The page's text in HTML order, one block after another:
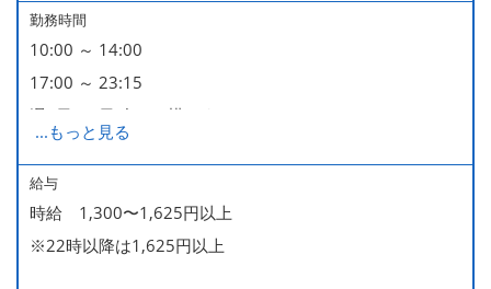
勤務時間
10:00 ～ 14:00
17:00 ～ 23:15
週2日・1日4h～で構いません。
■時短勤務制度あり
...もっと見る
給与
時給 1,300〜1,625円以上
※22時以降は1,625円以上